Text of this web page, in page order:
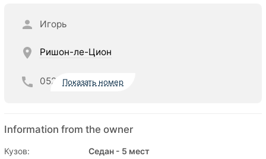
Игорь
Ришон-ле-Цион
052 Показать номер
Information from the owner
Кузов:
Седан - 5 мест